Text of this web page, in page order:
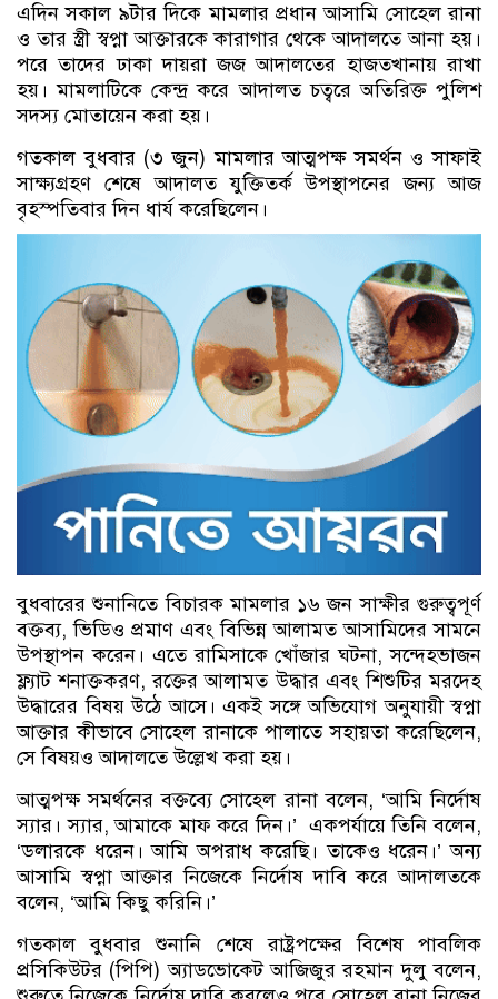
এদিন সকাল ৯টার দিকে মামলার প্রধান আসামি সোহেল রানা
ও তার স্ত্রী স্বপ্না আক্তারকে কারাগার থেকে আদালতে আনা হয়।
পরে তাদের ঢাকা দায়রা জজ আদালতের হাজতখানায় রাখা
হয়। মামলাটিকে কেন্দ্র করে আদালত চত্বরে অতিরিক্ত পুলিশ
সদস্য মোতায়েন করা হয়।
গতকাল বুধবার (৩ জুন) মামলার আত্মপক্ষ সমর্থন ও সাফাই
সাক্ষ্যগ্রহণ শেষে আদালত যুক্তিতর্ক উপস্থাপনের জন্য আজ
বৃহস্পতিবার দিন ধার্য করেছিলেন।
বুধবারের শুনানিতে বিচারক মামলার ১৬ জন সাক্ষীর গুরুত্বপূর্ণ
বক্তব্য, ভিডিও প্রমাণ এবং বিভিন্ন আলামত আসামিদের সামনে
উপস্থাপন করেন। এতে রামিসাকে খোঁজার ঘটনা, সন্দেহভাজন
ফ্ল্যাট শনাক্তকরণ, রক্তের আলামত উদ্ধার এবং শিশুটির মরদেহ
উদ্ধারের বিষয় উঠে আসে। একই সঙ্গে অভিযোগ অনুযায়ী স্বপ্না
আক্তার কীভাবে সোহেল রানাকে পালাতে সহায়তা করেছিলেন,
সে বিষয়ও আদালতে উল্লেখ করা হয়।
আত্মপক্ষ সমর্থনের বক্তব্যে সোহেল রানা বলেন, ‘আমি নির্দোষ
স্যার। স্যার, আমাকে মাফ করে দিন।’ একপর্যায়ে তিনি বলেন,
‘ডলারকে ধরেন। আমি অপরাধ করেছি। তাকেও ধরেন।’ অন্য
আসামি স্বপ্না আক্তার নিজেকে নির্দোষ দাবি করে আদালতকে
বলেন, ‘আমি কিছু করিনি।’
গতকাল বুধবার শুনানি শেষে রাষ্ট্রপক্ষের বিশেষ পাবলিক
প্রসিকিউটর (পিপি) অ্যাডভোকেট আজিজুর রহমান দুলু বলেন,